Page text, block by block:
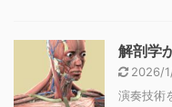
解剖学
2026/
演奏技術